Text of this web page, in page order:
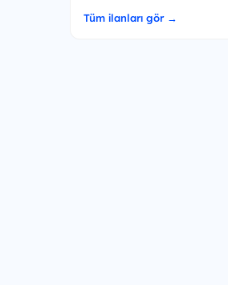
Tüm ilanları gör →